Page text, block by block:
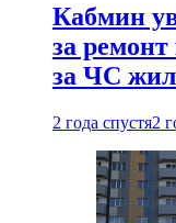
Кабмин
за
за ЧС
2 года спустя2